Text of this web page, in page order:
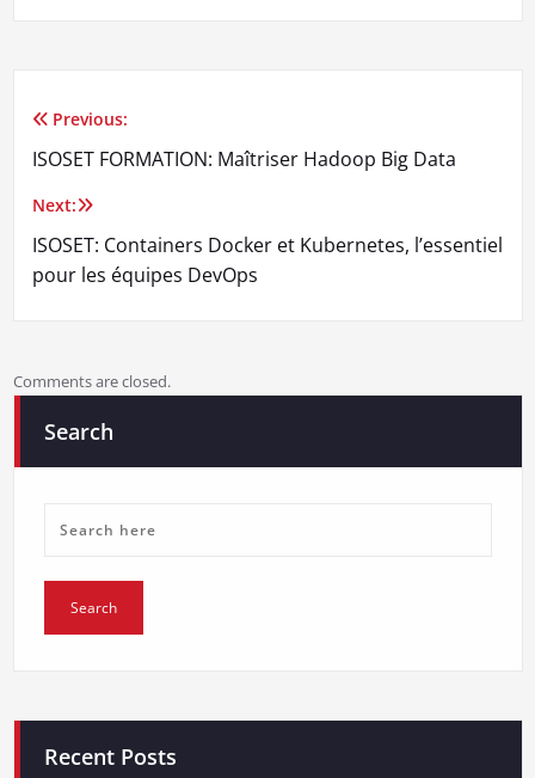
Post
navigation
Previous:
ISOSET FORMATION: Maîtriser Hadoop Big Data
Next:
ISOSET: Containers Docker et Kubernetes, l’essentiel
pour les équipes DevOps
Comments are closed.
Search
Recent Posts